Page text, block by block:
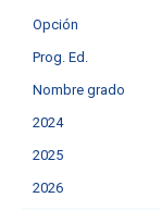
Opción
Prog. Ed.
Nombre grado
2024
2025
2026